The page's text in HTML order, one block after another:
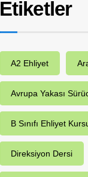
Etiketler
A2 Ehliyet
Avrupa Yakası
B Sınıfı Ehliyet
Direksiyon Dersi